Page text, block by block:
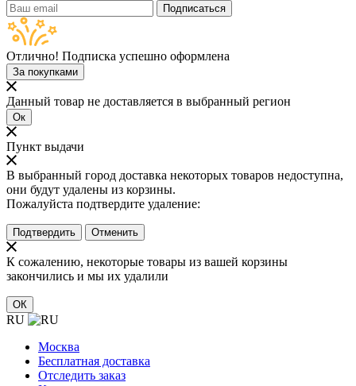
Подписаться
Отлично! Подписка успешно оформлена
За покупками
Данный товар не доставляется в выбранный регион
Ок
Пункт выдачи
В выбранный город доставка некоторых товаров недоступна,
они будут удалены из корзины.
Пожалуйста подтвердите удаление:
Подтвердить Отменить
К сожалению, некоторые товары из вашей корзины
закончились и мы их удалили
ОК
RU
Москва
Бесплатная доставка
Отследить заказ